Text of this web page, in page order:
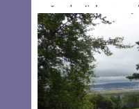
e să vorbeşti despre
prea multe orgolii pe
previi. Pe medicii despre
spune că i-am iubit.
medicii români, maghiari
medical ceea ce a fost
azi.
Read more…